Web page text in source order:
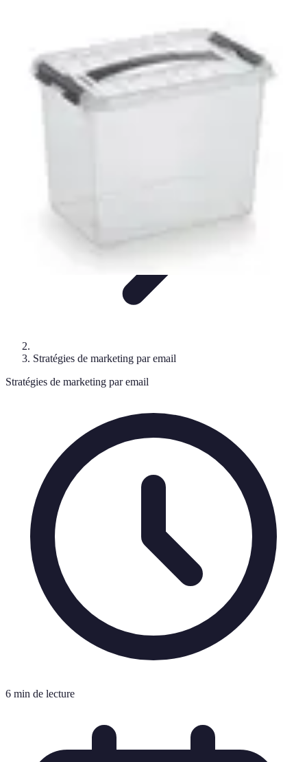
Optimisation des performancesTendances et actualités
Marketing Mail
Stratégies de marketing par email
Stratégies de marketing par email
6 min de lecture